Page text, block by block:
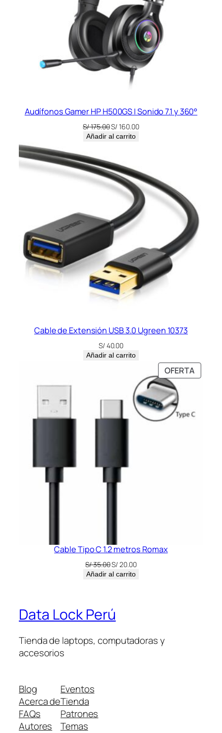
Audífonos Gamer HP H500GS | Sonido 7.1 y 360°
S/175.00El
precio
S/ 175.00.
S/160.00El
Añadir al carrito
Cable de Extensión USB 3.0 Ugreen 10373
S/40.00
Añadir al carrito
OFERTA
EN
Cable Tipo C 1.2 metros Romax
S/35.00El
precio
S/20.00El
Añadir al carrito
Data Lock Perú
Tienda de laptops, computadoras y
accesorios
Blog
Acerca de
FAQs
Autores
Eventos
Tienda
Patrones
Temas